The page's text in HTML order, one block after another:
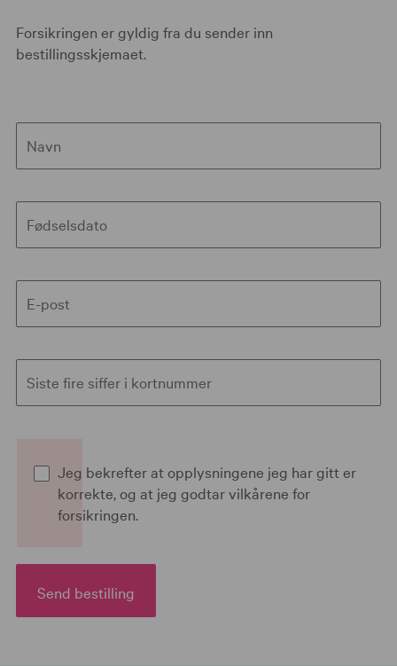
Forsikringen er gyldig fra du sender inn
bestillingsskjemaet.
Navn
Fødselsdato
E-post
Siste fire siffer i kortnummer
Jeg bekrefter at opplysningene jeg har gitt er
korrekte, og at jeg godtar vilkårene for
forsikringen.
Send bestilling